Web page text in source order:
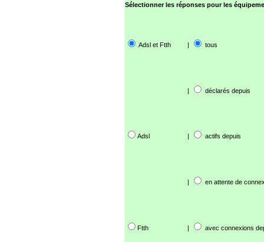
Sélectionner les réponses pour les
Adsl et Ftth | tous
| déclarés depuis
Adsl | actifs depuis
| en attente de
Ftth | avec connexions